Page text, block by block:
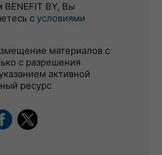
BENEFIT BY, Вы
с условиями
материалов с
с разрешения
активной
ресурс